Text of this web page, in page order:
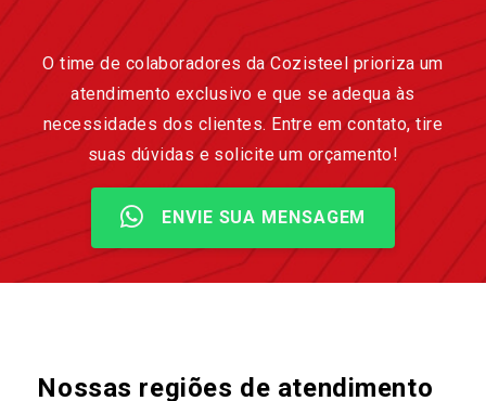
O time de colaboradores da Cozisteel prioriza um
atendimento exclusivo e que se adequa às
necessidades dos clientes. Entre em contato, tire
suas dúvidas e solicite um orçamento!
ENVIE SUA MENSAGEM
Nossas regiões de atendimento